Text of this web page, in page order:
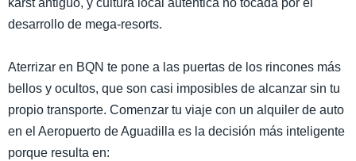
karst antiguo, y cultura local auténtica no tocada por el
desarrollo de mega-resorts.
Aterrizar en BQN te pone a las puertas de los rincones más
bellos y ocultos, que son casi imposibles de alcanzar sin tu
propio transporte. Comenzar tu viaje con un alquiler de auto
en el Aeropuerto de Aguadilla es la decisión más inteligente
porque resulta en: